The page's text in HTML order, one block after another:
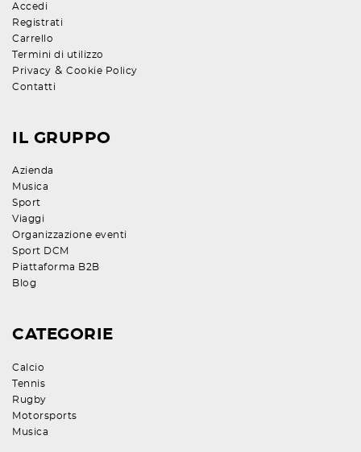
Accedi
Registrati
Carrello
Termini di utilizzo
Privacy & Cookie Policy
Contatti
IL GRUPPO
Azienda
Musica
Sport
Viaggi
Organizzazione eventi
Sport DCM
Piattaforma B2B
Blog
CATEGORIE
Calcio
Tennis
Rugby
Motorsports
Musica